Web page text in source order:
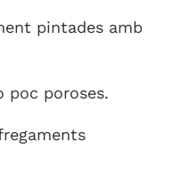
pintades amb
poc poroses.